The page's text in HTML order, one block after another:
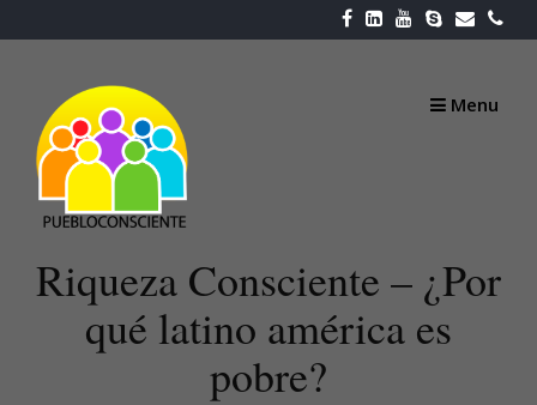
to
Menu
Riqueza Consciente – ¿Por
qué latino américa es
pobre?